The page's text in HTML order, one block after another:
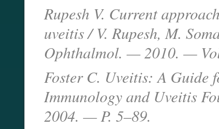
Rupesh V. Current
uveitis / V. Rupesh, M.
Ophthalmol. — 2010. —
Foster C. Uveitis: A Guide
Immunology and Uveitis
2004. — P. 5–89.